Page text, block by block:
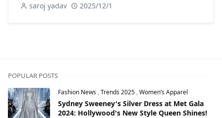
saroj yadav 2025/12/1
POPULAR POSTS
Fashion News ,Trends 2025 ,Women’s Apparel
Sydney Sweeney's Silver Dress at Met Gala
2024: Hollywood's New Style Queen Shines!